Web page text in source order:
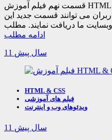
قسمت نهم فیلم آموزش HTML & CSS هم اکنون در وبسایت
می توانند قسمت جدید این
ما دریافت نمایند. مطلب
ادامه مطلب
11 سال پیش
HTML & CSS
فیلم های آموزشی
ویدئوهای وب و اینترنت
11 سال پیش